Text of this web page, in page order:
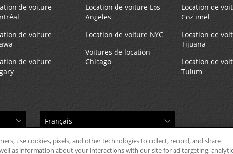
de voiture
de voiture
de voiture
Location de voiture Los
Angeles
Location de voiture NYC
Voitures de location
Chicago
Location de
Cozumel
Location de
Tijuana
Location de
Tulum
use cookies, pixels, and other technologies to collect, record, and share
as information about your interactions with our site for ad targeting,